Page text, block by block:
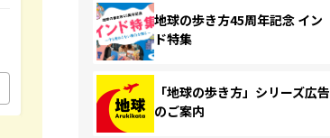
地球の歩き方45周年記念 イン
ド特集
「地球の歩き方」シリーズ広告
のご案内